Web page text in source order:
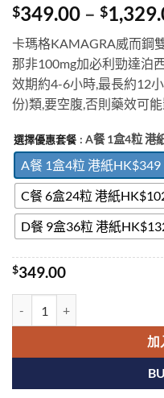
$349.00 – $
卡瑪格KAMAGRA威而鋼
那非100mg加必利勁達泊
效期約4-6小時,最長約12
份)類,要空腹,否則藥效可
選擇優惠套餐 : A餐 1盒4粒 港
A餐 1盒4粒 港紙HK$349
C餐 6盒24粒 港紙
D餐 9盒36粒 港紙
$349.00
加